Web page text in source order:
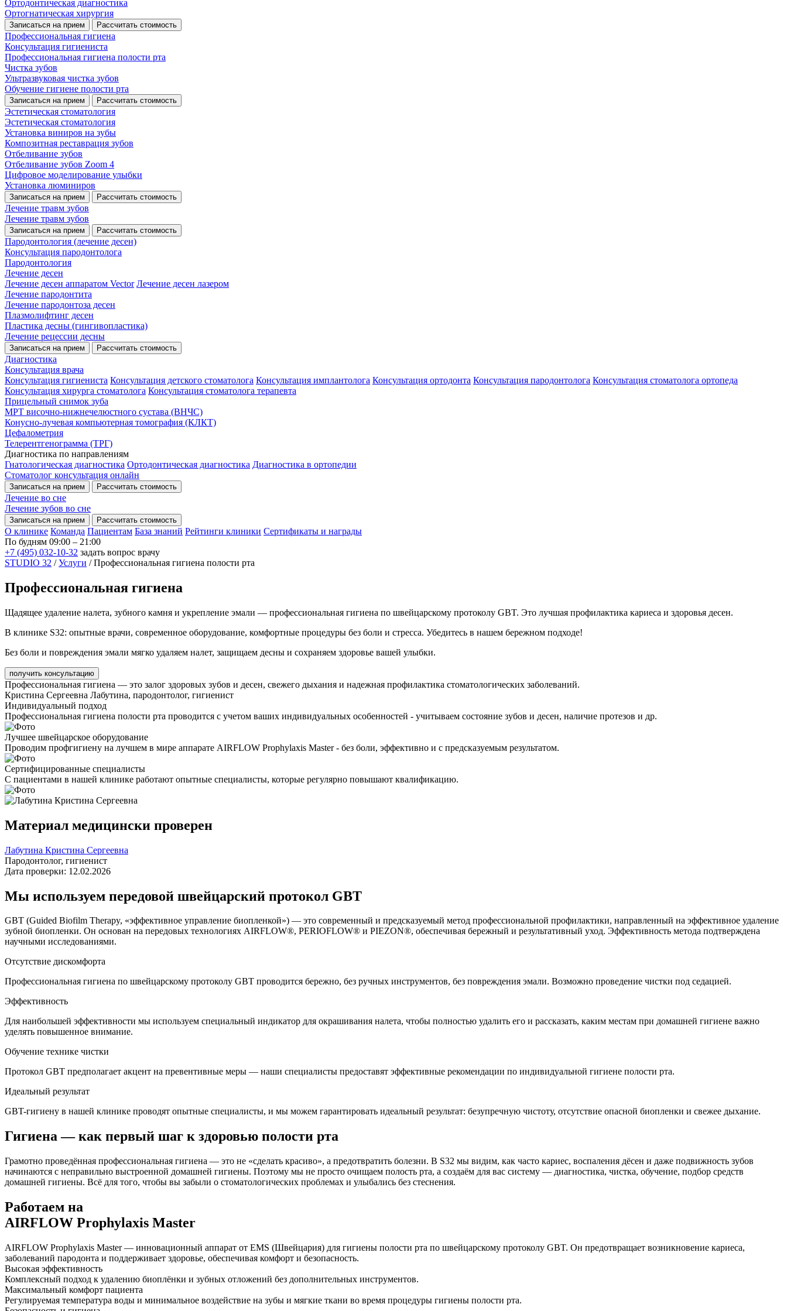
Ортодонтическая диагностика
Ортогнатическая хирургия
Записаться на прием Рассчитать стоимость
Профессиональная гигиена
Консультация гигиениста
Профессиональная гигиена полости рта
Чистка зубов
Ультразвуковая чистка зубов
Обучение гигиене полости рта
Записаться на прием Рассчитать стоимость
Эстетическая стоматология
Эстетическая стоматология
Установка виниров на зубы
Композитная реставрация зубов
Отбеливание зубов
Отбеливание зубов Zoom 4
Цифровое моделирование улыбки
Установка люминиров
Записаться на прием Рассчитать стоимость
Лечение травм зубов
Лечение травм зубов
Записаться на прием Рассчитать стоимость
Пародонтология (лечение десен)
Консультация пародонтолога
Пародонтология
Лечение десен
Лечение десен аппаратом Vector Лечение десен лазером
Лечение пародонтита
Лечение пародонтоза десен
Плазмолифтинг десен
Пластика десны (гингивопластика)
Лечение рецессии десны
Записаться на прием Рассчитать стоимость
Диагностика
Консультация врача
Консультация гигиениста Консультация детского стоматолога Консультация имплантолога Консультация ортодонта Консультация пародонтолога Консультация стоматолога ортопеда
Консультация хирурга стоматолога Консультация стоматолога терапевта
Прицельный снимок зуба
МРТ височно-нижнечелюстного сустава (ВНЧС)
Конусно-лучевая компьютерная томография (КЛКТ)
Цефалометрия
Телерентгенограмма (ТРГ)
Диагностика по направлениям
Гнатологическая диагностика Ортодонтическая диагностика Диагностика в ортопедии
Стоматолог консультация онлайн
Записаться на прием Рассчитать стоимость
Лечение во сне
Лечение зубов во сне
Записаться на прием Рассчитать стоимость
О клинике Команда Пациентам База знаний Рейтинги клиники Сертификаты и награды
По будням 09:00 – 21:00
+7 (495) 032-10-32 задать вопрос врачу
STUDIO 32 /Услуги /Профессиональная гигиена полости рта
Профессиональная гигиена
Щадящее удаление налета, зубного камня и укрепление эмали — профессиональная гигиена по швейцарскому протоколу GBT. Это лучшая профилактика кариеса и здоровья десен.
В клинике S32: опытные врачи, современное оборудование, комфортные процедуры без боли и стресса. Убедитесь в нашем бережном подходе!
Без боли и повреждения эмали мягко удаляем налет, защищаем десны и сохраняем здоровье вашей улыбки.
получить консультацию
Профессиональная гигиена — это залог здоровых зубов и десен, свежего дыхания и надежная профилактика стоматологических заболеваний.
Кристина Сергеевна Лабутина, пародонтолог, гигиенист
Индивидуальный подход
Профессиональная гигиена полости рта проводится с учетом ваших индивидуальных особенностей - учитываем состояние зубов и десен, наличие протезов и др.
Лучшее швейцарское оборудование
Проводим профгигиену на лучшем в мире аппарате AIRFLOW Prophylaxis Master - без боли, эффективно и с предсказуемым результатом.
Сертифицированные специалисты
С пациентами в нашей клинике работают опытные специалисты, которые регулярно повышают квалификацию.
Материал медицински проверен
Лабутина Кристина Сергеевна
Пародонтолог, гигиенист
Дата проверки: 12.02.2026
Мы используем передовой швейцарский протокол GBT
GBT (Guided Biofilm Therapy, «эффективное управление биопленкой») — это современный и предсказуемый метод профессиональной профилактики, направленный на эффективное удаление
зубной биопленки. Он основан на передовых технологиях AIRFLOW®, PERIOFLOW® и PIEZON®, обеспечивая бережный и результативный уход. Эффективность метода подтверждена
научными исследованиями.
Отсутствие дискомфорта
Профессиональная гигиена по швейцарскому протоколу GBT проводится бережно, без ручных инструментов, без повреждения эмали. Возможно проведение чистки под седацией.
Эффективность
Для наибольшей эффективности мы используем специальный индикатор для окрашивания налета, чтобы полностью удалить его и рассказать, каким местам при домашней гигиене важно
уделять повышенное внимание.
Обучение технике чистки
Протокол GBT предполагает акцент на превентивные меры — наши специалисты предоставят эффективные рекомендации по индивидуальной гигиене полости рта.
Идеальный результат
GBT-гигиену в нашей клинике проводят опытные специалисты, и мы можем гарантировать идеальный результат: безупречную чистоту, отсутствие опасной биопленки и свежее дыхание.
Гигиена — как первый шаг к здоровью полости рта
Грамотно проведённая профессиональная гигиена — это не «сделать красиво», а предотвратить болезни. В S32 мы видим, как часто кариес, воспаления дёсен и даже подвижность зубов
начинаются с неправильно выстроенной домашней гигиены. Поэтому мы не просто очищаем полость рта, а создаём для вас систему — диагностика, чистка, обучение, подбор средств
домашней гигиены. Всё для того, чтобы вы забыли о стоматологических проблемах и улыбались без стеснения.
Работаем на
AIRFLOW Prophylaxis Master
AIRFLOW Prophylaxis Master — инновационный аппарат от EMS (Швейцария) для гигиены полости рта по швейцарскому протоколу GBT. Он предотвращает возникновение кариеса,
заболеваний пародонта и поддерживает здоровье, обеспечивая комфорт и безопасность.
Высокая эффективность
Комплексный подход к удалению биоплёнки и зубных отложений без дополнительных инструментов.
Максимальный комфорт пациента
Регулируемая температура воды и минимальное воздействие на зубы и мягкие ткани во время процедуры гигиены полости рта.